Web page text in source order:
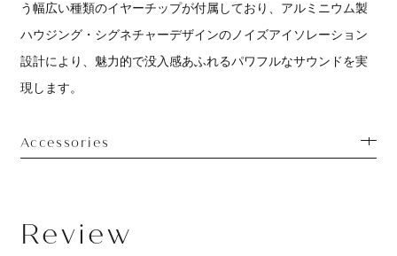
う幅広い種類のイヤーチップが付属しており、アルミニウム製
ハウジング・シグネチャーデザインのノイズアイソレーション
設計により、魅力的で没入感あふれるパワフルなサウンドを実
現します。
Accessories
Review